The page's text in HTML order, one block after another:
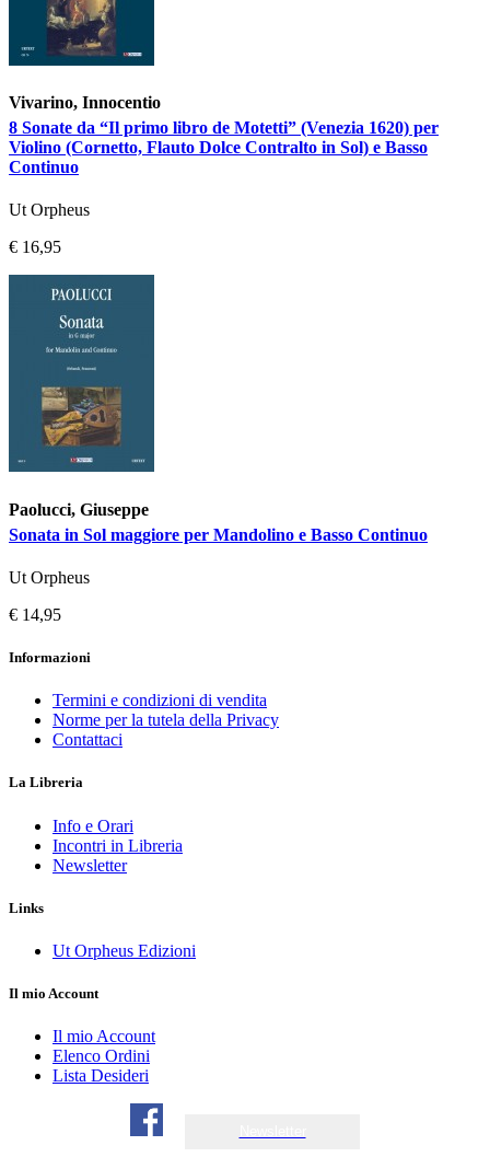
Vivarino, Innocentio
8 Sonate da “Il primo libro de Motetti” (Venezia 1620) per
Violino (Cornetto, Flauto Dolce Contralto in Sol) e Basso
Continuo
Ut Orpheus
€ 16,95
Paolucci, Giuseppe
Sonata in Sol maggiore per Mandolino e Basso Continuo
Ut Orpheus
€ 14,95
Informazioni
Termini e condizioni di vendita
Norme per la tutela della Privacy
Contattaci
La Libreria
Info e Orari
Incontri in Libreria
Newsletter
Links
Ut Orpheus Edizioni
Il mio Account
Il mio Account
Elenco Ordini
Lista Desideri